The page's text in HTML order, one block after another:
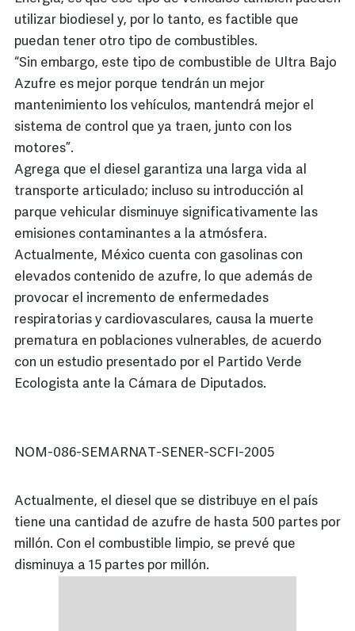
utilizar biodiesel y, por lo tanto, es factible que
puedan tener otro tipo de combustibles.
“Sin embargo, este tipo de combustible de Ultra Bajo
Azufre es mejor porque tendrán un mejor
mantenimiento los vehículos, mantendrá mejor el
sistema de control que ya traen, junto con los
motores”.
Agrega que el diesel garantiza una larga vida al
transporte articulado; incluso su introducción al
parque vehicular disminuye significativamente las
emisiones contaminantes a la atmósfera.
Actualmente, México cuenta con gasolinas con
elevados contenido de azufre, lo que además de
provocar el incremento de enfermedades
respiratorias y cardiovasculares, causa la muerte
prematura en poblaciones vulnerables, de acuerdo
con un estudio presentado por el Partido Verde
Ecologista ante la Cámara de Diputados.
NOM-086-SEMARNAT-SENER-SCFI-2005
Actualmente, el diesel que se distribuye en el país
tiene una cantidad de azufre de hasta 500 partes por
millón. Con el combustible limpio, se prevé que
disminuya a 15 partes por millón.